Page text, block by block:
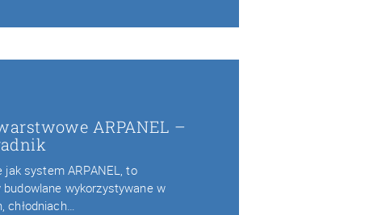
ARPANEL –
jak system ARPANEL, to
budowlane wykorzystywane w
chłodniach…